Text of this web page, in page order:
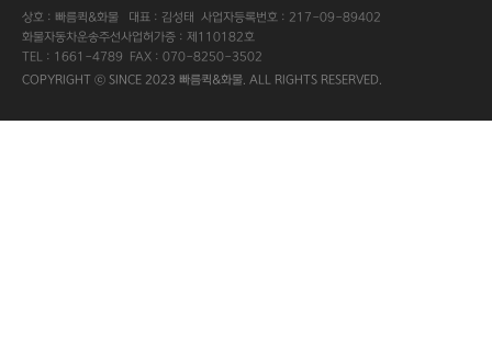
상호 : 빠름퀵&화물 대표 : 김성태 사업자등록번호 : 217-09-89402
화물자동차운송주선사업허가증 : 제110182호
TEL : 1661-4789 FAX : 070-8250-3502
COPYRIGHT ⓒ SINCE 2023 빠름퀵&화물. ALL RIGHTS RESERVED.